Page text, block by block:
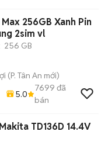
256GB Xanh Pin
2sim vl
256 GB
(P. Tân An mới)
5.0
7699 đã
bán
TD136D 14.4V